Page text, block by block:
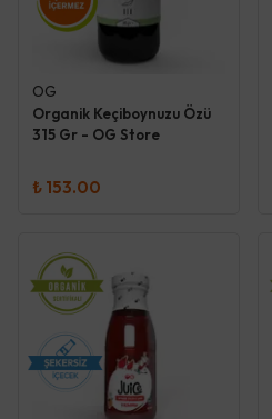
OG
Organik Keçiboynuzu Özü
315 Gr - OG Store
₺ 153.00